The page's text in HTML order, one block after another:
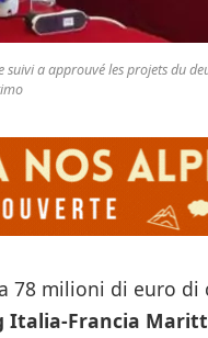
a approuvé les projets du
78 milioni di euro di
Italia-Francia